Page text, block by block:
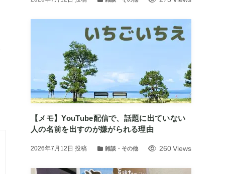
【メモ】YouTube配信で、話題に出ていない
人の名前を出すのが嫌がられる理由
2026年7月12日 投稿 雑談・その他 260 Views